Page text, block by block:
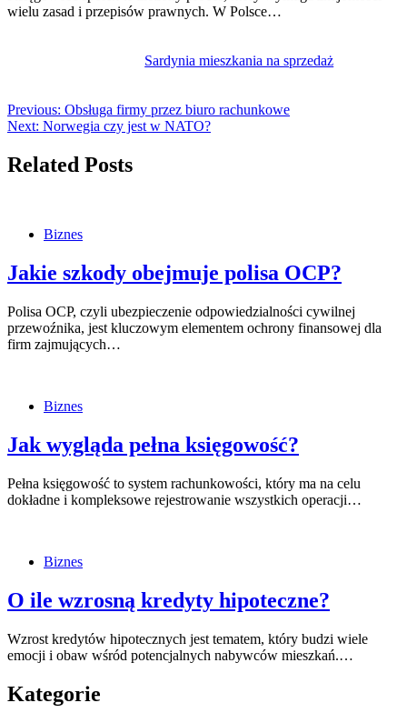
wielu zasad i przepisów prawnych. W Polsce…
Sardynia mieszkania na sprzedaż
Previous: Obsługa firmy przez biuro rachunkowe
Next: Norwegia czy jest w NATO?
Related Posts
Biznes
Jakie szkody obejmuje polisa OCP?
Polisa OCP, czyli ubezpieczenie odpowiedzialności cywilnej
przewoźnika, jest kluczowym elementem ochrony finansowej dla
firm zajmujących…
Biznes
Jak wygląda pełna księgowość?
Pełna księgowość to system rachunkowości, który ma na celu
dokładne i kompleksowe rejestrowanie wszystkich operacji…
Biznes
O ile wzrosną kredyty hipoteczne?
Wzrost kredytów hipotecznych jest tematem, który budzi wiele
emocji i obaw wśród potencjalnych nabywców mieszkań.…
Kategorie